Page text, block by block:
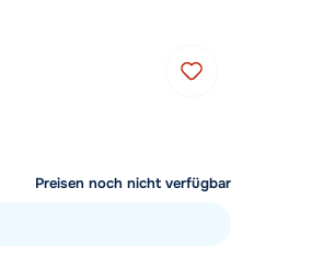
Preisen noch nicht verfügbar